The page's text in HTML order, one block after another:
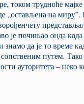
током трудноће
„остављена на миру”.
је почињао онда
да је то време
путем. Тако
ауторитета – неко